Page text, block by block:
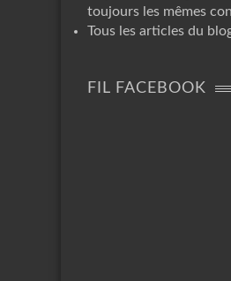
toujours les mêmes
Tous les articles du
FIL FACEBOOK